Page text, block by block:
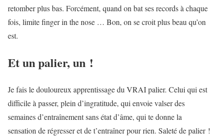
retomber plus bas. Forcément, quand on bat ses records à chaque
fois, limite finger in the nose … Bon, on se croit plus beau qu’on
est.
Et un palier, un !
Je fais le douloureux apprentissage du VRAI palier. Celui qui est
difficile à passer, plein d’ingratitude, qui envoie valser des
semaines d’entraînement sans état d’âme, qui te donne la
sensation de régresser et de t’entraîner pour rien. Saleté de palier !